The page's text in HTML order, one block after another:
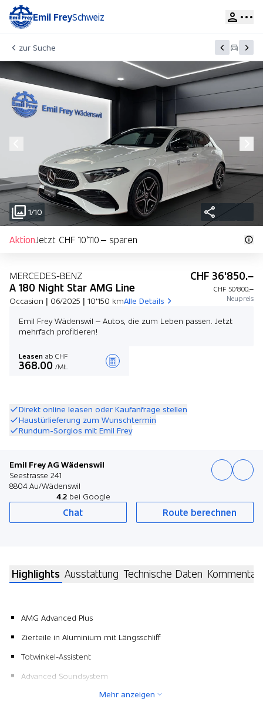
Emil FreySchweiz
zur Suche
1/10
AktionJetzt CHF 10'110.– sparen
MERCEDES-BENZ
A 180 Night Star AMG Line
Occasion | 06/2025 | 10'150 kmAlle Details
CHF 36'850.–
CHF 50'800.–
Neupreis
Emil Frey Wädenswil – Autos, die zum Leben passen. Jetzt
mehrfach profitieren!
Leasen ab CHF
368.00 /Mt.
Direkt online leasen oder Kaufanfrage stellen
Haustürlieferung zum Wunschtermin
Rundum-Sorglos mit Emil Frey
Emil Frey AG Wädenswil
Seestrasse 241
8804 Au/Wädenswil
4.2 bei Google
Chat Route berechnen
Highlights Ausstattung Technische Daten Kommentar
AMG Advanced Plus
Zierteile in Aluminium mit Längsschliff
Totwinkel-Assistent
Advanced Soundsystem
Klimaautomat ThermotronicMehr anzeigen